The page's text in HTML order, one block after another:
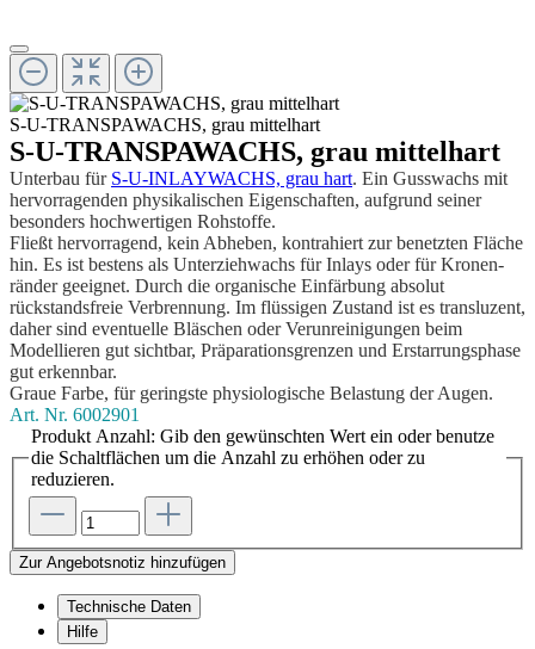
S-U-TRANSPAWACHS, grau mittelhart
S-U-TRANSPAWACHS, grau mittelhart
Unterbau für S-U-INLAYWACHS, grau hart. Ein Gusswachs mit
hervorragenden physikalischen Eigenschaften, aufgrund seiner
besonders hochwertigen Rohstoffe.
Fließt hervorragend, kein Abheben, kontrahiert zur benetzten Fläche
hin. Es ist bestens als Unterziehwachs für Inlays oder für Kronen­
ränder geeignet. Durch die organische Einfärbung absolut
rückstandsfreie Verbrennung. Im flüssigen Zustand ist es transluzent,
daher sind eventuelle Bläschen oder Verunreinigungen beim
Modellieren gut sichtbar, Präpara­tionsgrenzen und Erstarrungsphase
gut erkennbar.
Graue Farbe, für geringste physiologische Belastung der Augen.
Art. Nr. 6002901
Produkt Anzahl: Gib den gewünschten Wert ein oder benutze
die Schaltflächen um die Anzahl zu erhöhen oder zu
reduzieren.
Zur Angebotsnotiz hinzufügen
Technische Daten
Hilfe